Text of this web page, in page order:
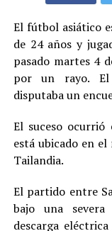
El fútbol asiático
de 24 años y
pasado martes 4
por un rayo. El
disputaba un
El suceso ocurrió
está ubicado en
Tailandia.
El partido entre
bajo una
descarga